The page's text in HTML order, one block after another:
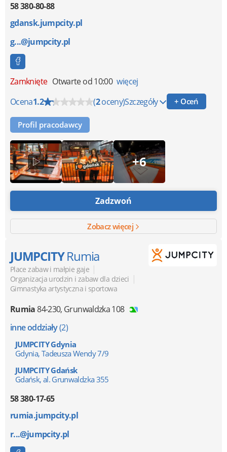
58 380-80-88
gdansk.jumpcity.pl
g...@jumpcity.pl
Zamknięte Otwarte od 10:00 więcej
Ocena1.2 (2oceny)Szczegóły + Oceń
Profil pracodawcy
+6
Zadzwoń
Zobacz więcej
JUMPCITYRumia
Place zabaw i małpie gaje |
Organizacja urodzin i zabaw dla dzieci |
Gimnastyka artystyczna i sportowa
Rumia84-230, Grunwaldzka 108
inne oddziały(2)
JUMPCITY Gdynia
Gdynia, Tadeusza Wendy 7/9
JUMPCITY Gdańsk
Gdańsk, al. Grunwaldzka 355
58 380-17-65
rumia.jumpcity.pl
r...@jumpcity.pl